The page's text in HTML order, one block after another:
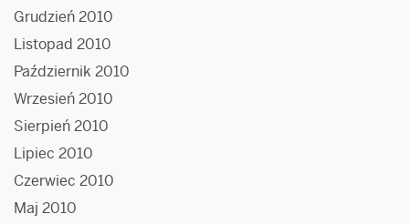
Grudzień 2010
Listopad 2010
Październik 2010
Wrzesień 2010
Sierpień 2010
Lipiec 2010
Czerwiec 2010
Maj 2010